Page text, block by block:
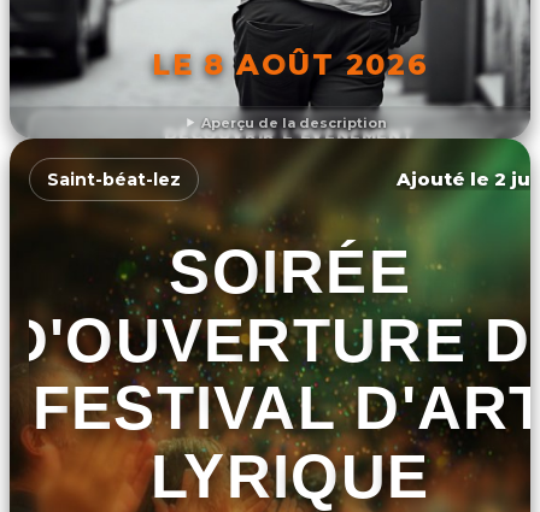
Aperçu de la description
LE 8 AOÛT 2026
DÉCOUVRIR L'ÉVÉNEMENT
Saint-béat-lez Ajouté le 2
SOIRÉE
D'OUVERTURE
FESTIVAL
LYRIQUE